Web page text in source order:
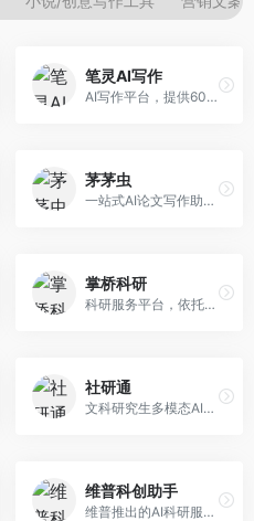
笔灵AI写作
AI写作平台，提供600+写作模板。面向学生、职场人士和内容创作者，支持论文、公文、营销文案等多种文体，模板丰富，一键生成，写作效率大幅提升。
茅茅虫
一站式AI论文写作助手，覆盖学术写作全场景。面向高校学生和科研人员，提供开题报告、文献综述、论文正文等写作服务，支持多学科多类型论文，操作简便。
掌桥科研
科研服务平台，依托3亿+真实文献数据库。面向学术研究者和学生，提供文献检索、论文写作、科研数据分析等服务，文献资源丰富，学术支持专业。
社研通
文科研究生多模态AI学术写作平台。面向文科研究生和社科研究者，提供文献综述、理论分析、定性研究辅助等服务，文科研究方法论支持完善。
维普科创助手
维普推出的AI科研服务平台，整合学术资源与智能写作。面向科研人员和高校师生，提供文献检索、论文写作、查重检测等一站式服务，学术资源权威可靠。